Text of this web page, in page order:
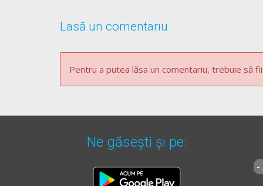
Lasă un comentariu
Pentru a putea lăsa un comentariu, trebuie să
Ne găsești și pe:
-